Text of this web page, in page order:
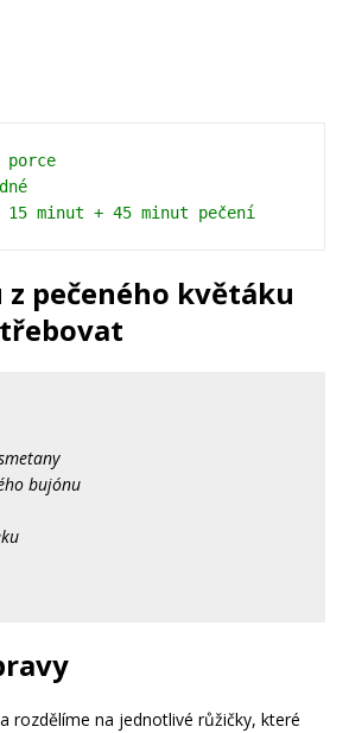
15 minut + 45 minut pečení
pečeného květáku
bujónu
rozdělíme na jednotlivé růžičky, které